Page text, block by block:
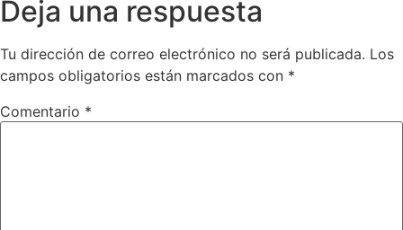
Deja una respuesta
Tu dirección de correo electrónico no será publicada. Los
campos obligatorios están marcados con *
Comentario *